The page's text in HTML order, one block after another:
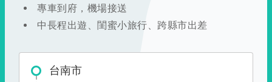
專車到府，機場接送
中長程出遊、閨蜜小旅行、跨縣市出差
台南市